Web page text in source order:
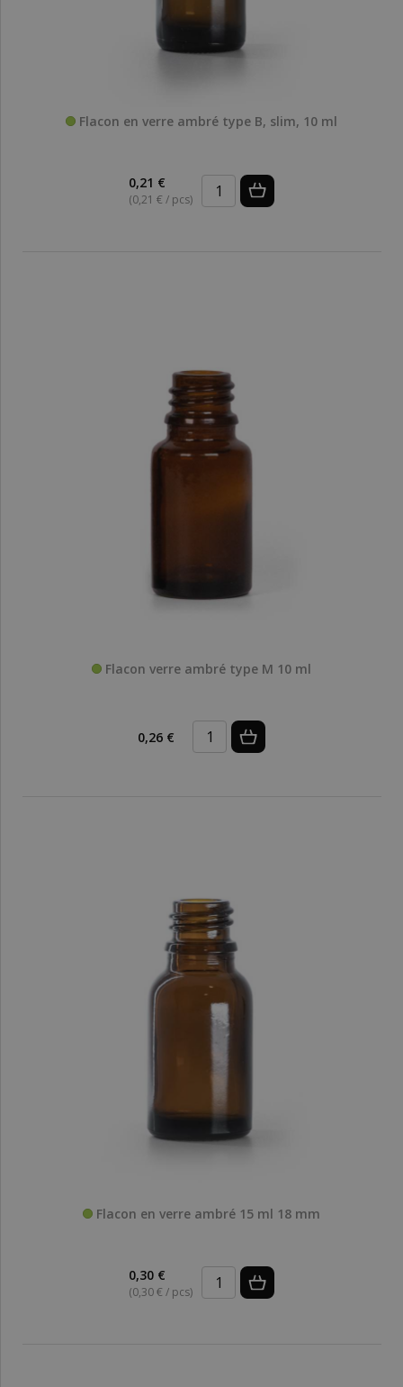
Flacon en verre ambré type B, slim, 10 ml
0,21 €
(0,21 € / pcs)
Flacon verre ambré type M 10 ml
0,26 €
Flacon en verre ambré 15 ml 18 mm
0,30 €
(0,30 € / pcs)